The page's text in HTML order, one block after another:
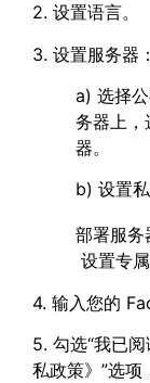
2. 设置语言。
3. 设置服务器：
a) 选择
务器上，
器。
b) 设置
部署服务
设置专属
4. 输入您的
5. 勾选“我已
私政策》”选项